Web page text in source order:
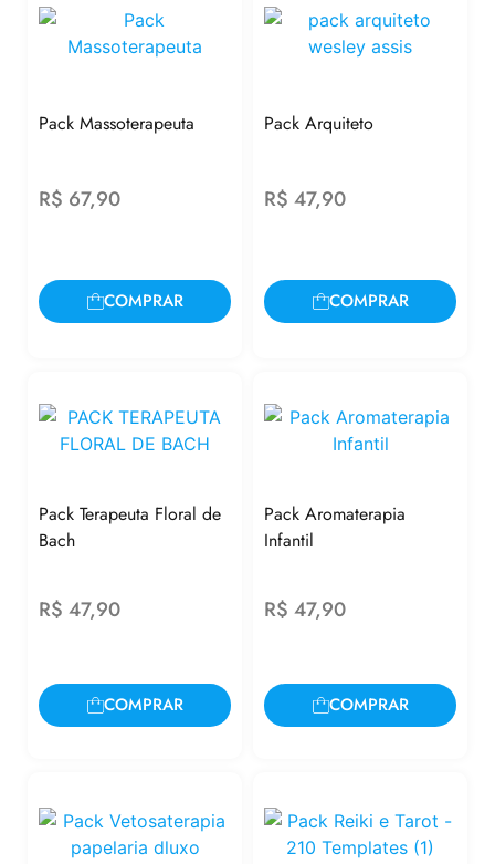
Pack Massoterapeuta
R$ 67,90
COMPRAR
Pack Arquiteto
R$ 47,90
COMPRAR
Pack Terapeuta Floral de
Bach
R$ 47,90
COMPRAR
Pack Aromaterapia
Infantil
R$ 47,90
COMPRAR